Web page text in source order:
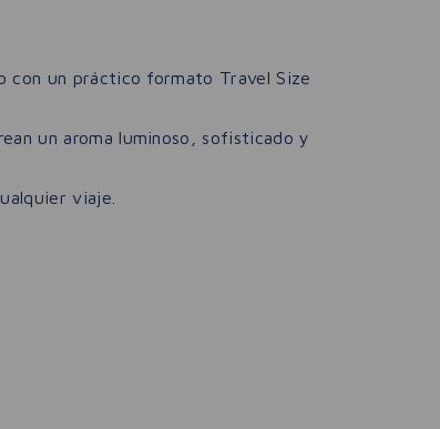
con un práctico formato Travel Size
un aroma luminoso, sofisticado y
viaje.